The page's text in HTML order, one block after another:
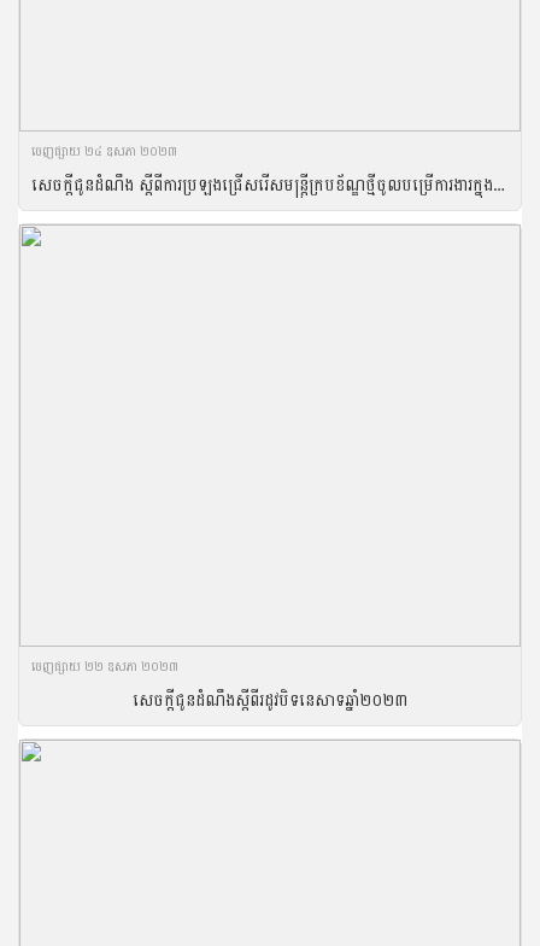
ចេញ​ផ្សាយ​ ២៤ ឧសភា ២០២៣
សេចក្តីជូនដំណឹង ស្តីពីការប្រឡងជ្រើសរើសមន្រ្តីក្របខ័ណ្ឌថ្មីចូលបម្រើការងារក្នុងក្របខ័ណ្ឌក្រសួងកសិកម្ម រុក្ខាប្រមាញ់ និងនេសាទ ឆ្នាំ២០២៣
ចេញ​ផ្សាយ​ ២២ ឧសភា ២០២៣
សេចក្តីជូនដំណឹងស្តីពីរដូវបិទនេសាទឆ្នាំ២០២៣